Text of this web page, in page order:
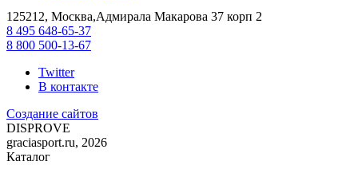
125212, Москва,Адмирала Макарова 37 корп 2
8 495 648-65-37
8 800 500-13-67
Twitter
В контакте
Создание сайтов
DISPROVE
graciasport.ru, 2026
Каталог